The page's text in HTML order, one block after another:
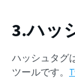
3.ハッ
ハッシュタグ
ツールです。